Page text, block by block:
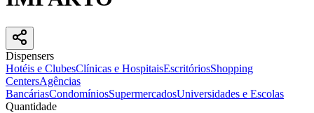
Dispensers
Hotéis e ClubesClínicas e HospitaisEscritóriosShopping
CentersAgências
BancáriasCondomíniosSupermercadosUniversidades e Escolas
Quantidade